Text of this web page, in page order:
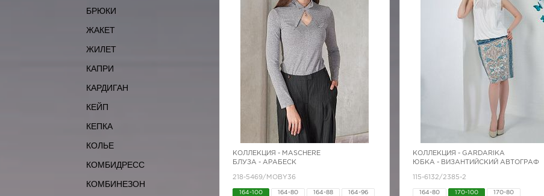
БРЮКИ
ЖАКЕТ
ЖИЛЕТ
КАПРИ
КАРДИГАН
КЕЙП
КЕПКА
КОЛЬЕ
КОМБИДРЕСС
КОМБИНЕЗОН
КОЛЛЕКЦИЯ - MASCHERE
БЛУЗА - АРАБЕСК
218-5469/MOBY36
164-100 164-80 164-88 164-96
КОЛЛЕКЦИЯ -GARDARIKA
ЮБКА - ВИЗАНТИЙСКИЙ АВТОГРАФ
115-6132/2385-2
164-80 170-100 170-80